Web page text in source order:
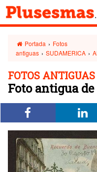
Portada › Fotos
antiguas › SUDAMERICA ›
FOTOS ANTIGUAS
Foto antigua de